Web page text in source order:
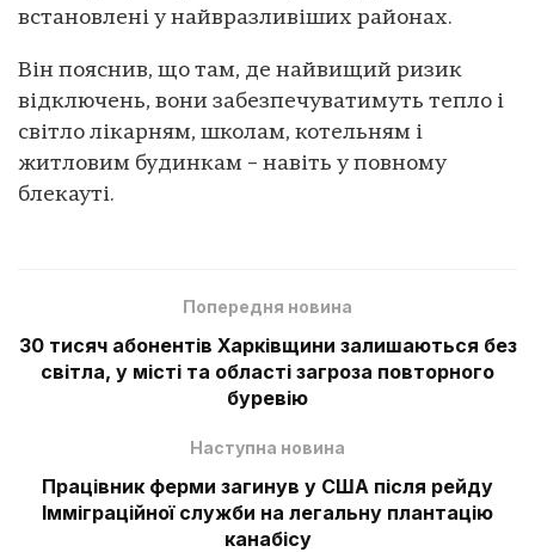
встановлені у найвразливіших районах.
Він пояснив, що там, де найвищий ризик
відключень, вони забезпечуватимуть тепло і
світло лікарням, школам, котельням і
житловим будинкам – навіть у повному
блекауті.
Попередня новина
30 тисяч абонентів Харківщини залишаються без
світла, у місті та області загроза повторного
буревію
Наступна новина
Працівник ферми загинув у США після рейду
Імміграційної служби на легальну плантацію
канабісу